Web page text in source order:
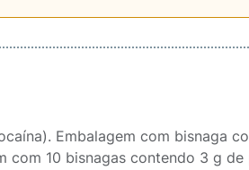
Embalagem com bisnaga
com 10 bisnagas contendo 3 g de